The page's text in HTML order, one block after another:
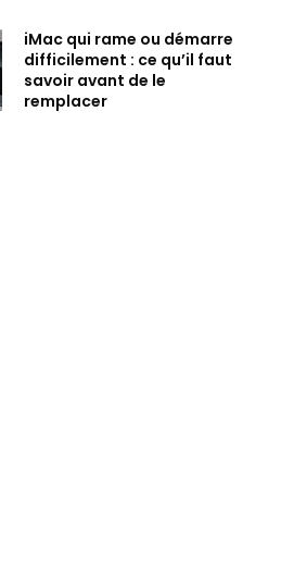
iMac qui rame ou démarre
difficilement : ce qu’il faut
savoir avant de le
remplacer